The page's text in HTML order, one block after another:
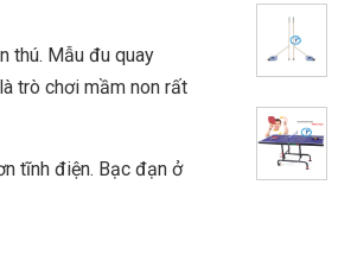
thú. Mẫu đu quay
trò chơi mầm non rất
tĩnh điện. Bạc đạn ở